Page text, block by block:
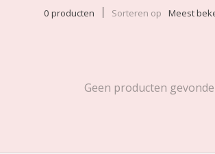
0 producten Sorteren op Meest
Geen producten